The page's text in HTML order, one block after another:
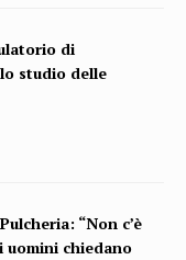
di
studio delle
“Non c’è
chiedano